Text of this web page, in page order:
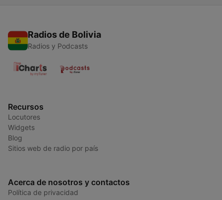
Radios de Bolivia
Radios y Podcasts
Recursos
Locutores
Widgets
Blog
Sitios web de radio por país
Acerca de nosotros y contactos
Política de privacidad